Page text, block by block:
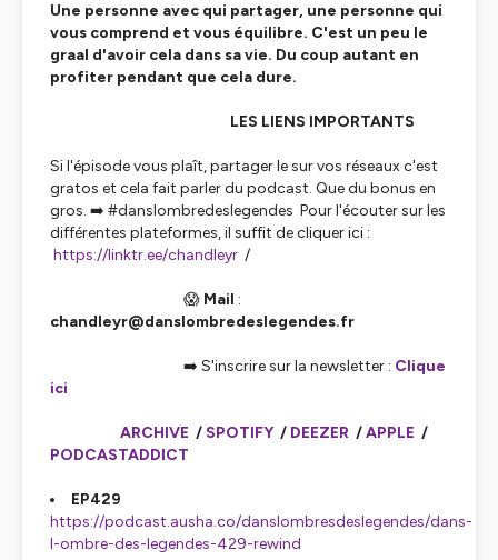
Une personne avec qui partager, une personne qui
vous comprend et vous équilibre. C'est un peu le
graal d'avoir cela dans sa vie. Du coup autant en
profiter pendant que cela dure.
LES LIENS IMPORTANTS
Si l'épisode vous plaît, partager le sur vos réseaux c'est
gratos et cela fait parler du podcast. Que du bonus en
gros. ➡️ #danslombredeslegendes Pour l'écouter sur les
différentes plateformes, il suffit de cliquer ici :
https://linktr.ee/chandleyr /
😱 Mail :
chandleyr@danslombredeslegendes.fr
➡️ S'inscrire sur la newsletter : Clique
ici
ARCHIVE / SPOTIFY/ DEEZER /APPLE /
PODCASTADDICT
EP429
https://podcast.ausha.co/danslombresdeslegendes/dans-
l-ombre-des-legendes-429-rewind